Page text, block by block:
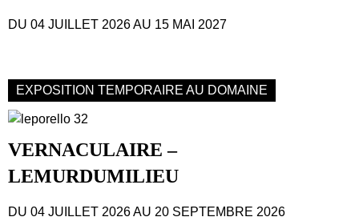
DU 04 JUILLET 2026AU 15 MAI 2027
EXPOSITION TEMPORAIRE AU DOMAINE
VERNACULAIRE –
LEMURDUMILIEU
DU 04 JUILLET 2026AU 20 SEPTEMBRE 2026